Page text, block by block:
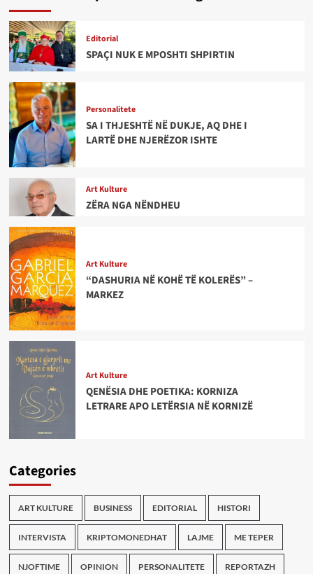
Editorial
SPAÇI NUK E MPOSHTI SHPIRTIN
Personalitete
SA I THJESHTË NË DUKJE, AQ DHE I
LARTË DHE NJERËZOR ISHTE
Art Kulture
ZËRA NGA NËNDHEU
Art Kulture
“DASHURIA NË KOHË TË KOLERËS” –
MARKEZ
Art Kulture
QENËSIA DHE POETIKA: KORNIZA
LETRARE APO LETËRSIA NË KORNIZË
Categories
ART KULTURE BUSINESS EDITORIAL HISTORI
INTERVISTA KRIPTOMONEDHAT LAJME ME TEPER
NJOFTIME OPINION PERSONALITETE REPORTAZH